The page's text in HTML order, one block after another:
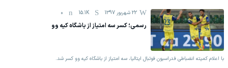
22 شهریور 1397 15.1K
0
رسمی؛ کسر سه امتیاز از باشگاه کیه وو
با اعلام کمیته انضباطی فدراسیون فوتبال ایتالیا، سه امتیاز از باشگاه کیه وو کسر شد.